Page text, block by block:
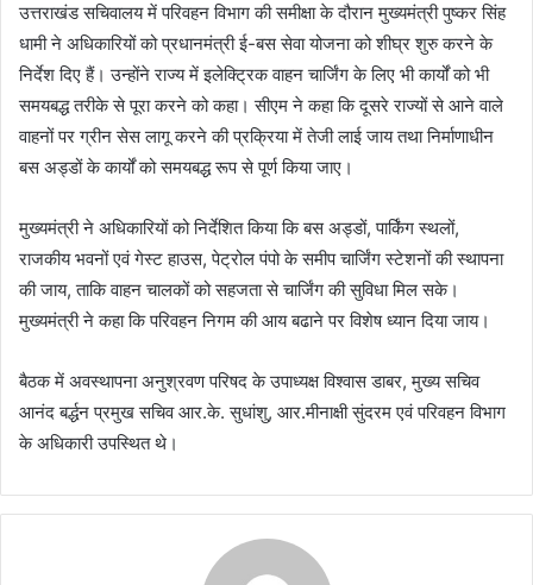
उत्तराखंड सचिवालय में परिवहन विभाग की समीक्षा के दौरान मुख्यमंत्री पुष्कर सिंह
धामी ने अधिकारियों को प्रधानमंत्री ई-बस सेवा योजना को शीघ्र शुरु करने के
निर्देश दिए हैं। उन्होंने राज्य में इलेक्ट्रिक वाहन चार्जिंग के लिए भी कार्यों को भी
समयबद्ध तरीके से पूरा करने को कहा। सीएम ने कहा कि दूसरे राज्यों से आने वाले
वाहनों पर ग्रीन सेस लागू करने की प्रक्रिया में तेजी लाई जाय तथा निर्माणाधीन
बस अड्डों के कार्यों को समयबद्ध रूप से पूर्ण किया जाए।
मुख्यमंत्री ने अधिकारियों को निर्देशित किया कि बस अड्डों, पार्किंग स्थलों,
राजकीय भवनों एवं गेस्ट हाउस, पेट्रोल पंपो के समीप चार्जिंग स्टेशनों की स्थापना
की जाय, ताकि वाहन चालकों को सहजता से चार्जिंग की सुविधा मिल सके।
मुख्यमंत्री ने कहा कि परिवहन निगम की आय बढाने पर विशेष ध्यान दिया जाय।
बैठक में अवस्थापना अनुश्रवण परिषद के उपाध्यक्ष विश्वास डाबर, मुख्य सचिव
आनंद बर्द्धन प्रमुख सचिव आर.के. सुधांशु, आर.मीनाक्षी सुंदरम एवं परिवहन विभाग
के अधिकारी उपस्थित थे।